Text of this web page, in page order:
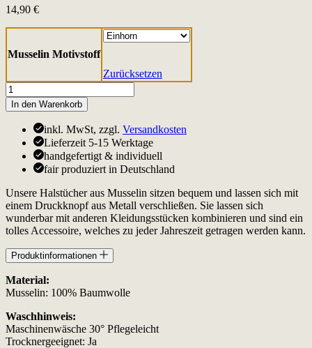
14,90 €
Musselin Motivstoff
Zurücksetzen
Baby
Halstuch
Musselin
Einhorn
Menge
In den Warenkorb
inkl. MwSt, zzgl. Versandkosten
Lieferzeit 5-15 Werktage
handgefertigt & individuell
fair produziert in Deutschland
Unsere Halstücher aus Musselin sitzen bequem und lassen sich mit
einem Druckknopf aus Metall verschließen. Sie lassen sich
wunderbar mit anderen Kleidungsstücken kombinieren und sind ein
tolles Accessoire, welches zu jeder Jahreszeit getragen werden kann.
Produktinformationen
Material:
Musselin: 100% Baumwolle
Waschhinweis:
Maschinenwäsche 30° Pflegeleicht
Trocknergeeignet: Ja